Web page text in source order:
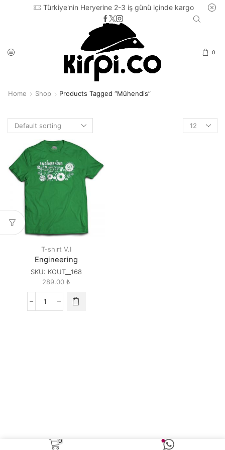
Türkiye'nin Heryerine 2-3 iş günü içinde kargo
0
Home Shop Products Tagged “mühendis”
Products
per
T-shırt V.I
Engineering
SKU: KOUT__168
289.00 ₺
Engineering
0